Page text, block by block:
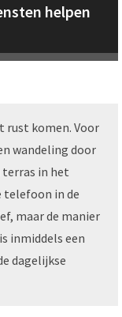
helpen
rust komen. Voor
wandeling door
terras in het
telefoon in de
maar de manier
inmiddels een
dagelijkse